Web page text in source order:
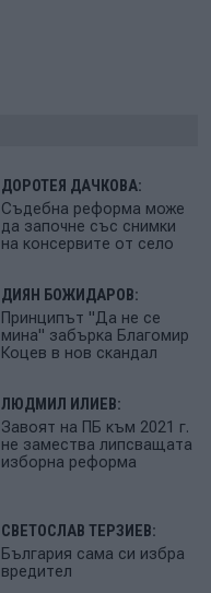
ДОРОТЕЯ ДАЧКОВА:
Съдебна реформа може
да започне със снимки
на консервите от село
ДИЯН БОЖИДАРОВ:
Принципът "Да не се
мина" забърка Благомир
Коцев в нов скандал
ЛЮДМИЛ ИЛИЕВ:
Завоят на ПБ към 2021 г.
не замества липсващата
изборна реформа
СВЕТОСЛАВ ТЕРЗИЕВ:
България сама си избра
вредител